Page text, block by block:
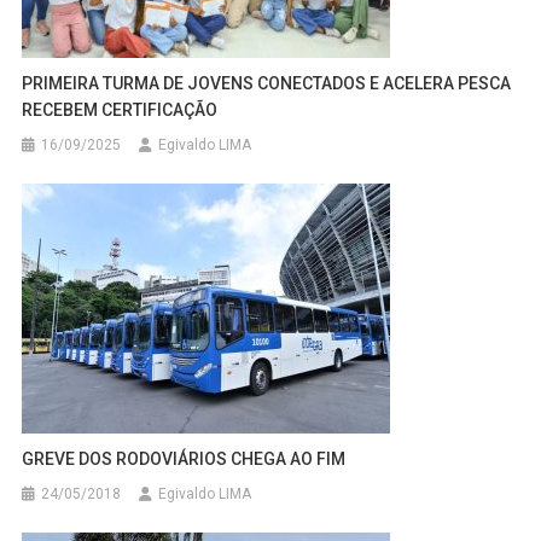
PRIMEIRA TURMA DE JOVENS CONECTADOS E ACELERA PESCA
RECEBEM CERTIFICAÇÃO
16/09/2025 Egivaldo LIMA
GREVE DOS RODOVIÁRIOS CHEGA AO FIM
24/05/2018 Egivaldo LIMA